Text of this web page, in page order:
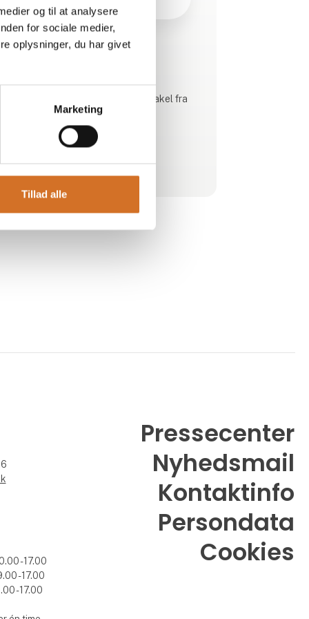
og til at analysere
for sociale medier,
oplysninger, du har givet
Marketing
Tillad alle
Produktet er tilføjet af:
Smag vin fra UNESCO listen. Et mirakel fra
Georgien med kærligheden til jer
Se profil
- 17.00
- 17.00
- 17.00
Pressecenter
Nyhedsmail
Kontaktinfo
Persondata
Cookies